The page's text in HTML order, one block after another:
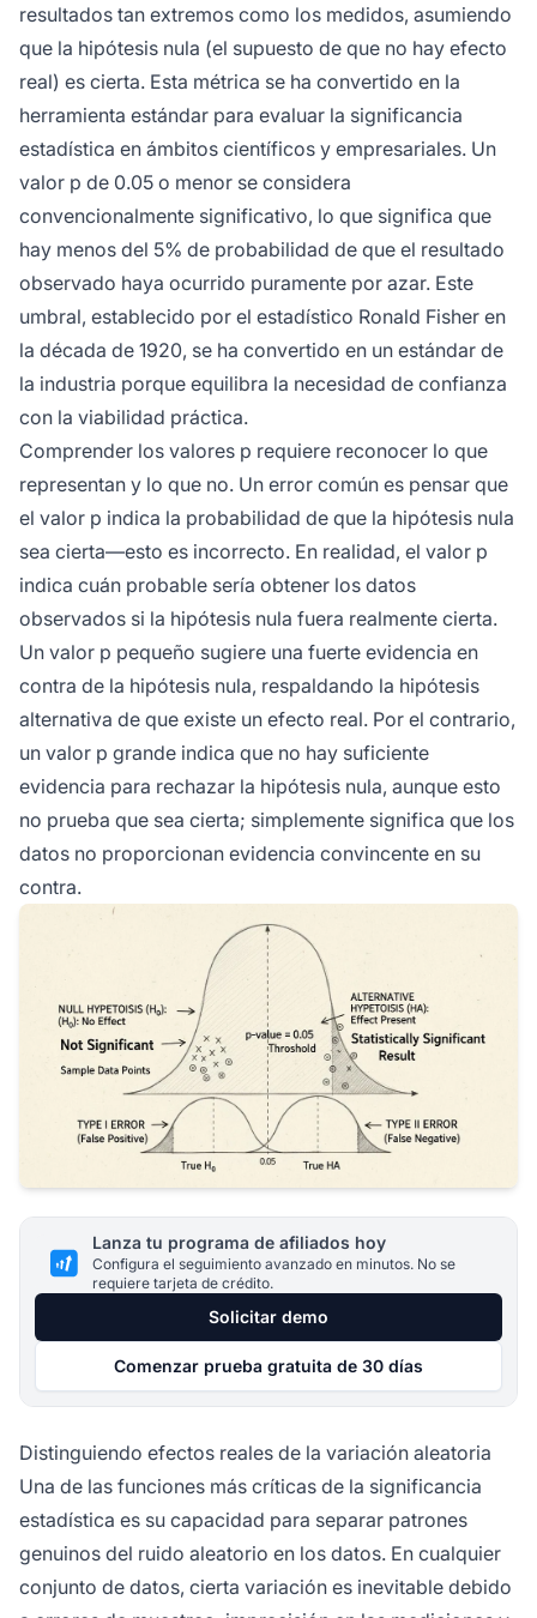
resultados tan extremos como los medidos, asumiendo
que la hipótesis nula (el supuesto de que no hay efecto
real) es cierta. Esta métrica se ha convertido en la
herramienta estándar para evaluar la significancia
estadística en ámbitos científicos y empresariales. Un
valor p de 0.05 o menor se considera
convencionalmente significativo, lo que significa que
hay menos del 5% de probabilidad de que el resultado
observado haya ocurrido puramente por azar. Este
umbral, establecido por el estadístico Ronald Fisher en
la década de 1920, se ha convertido en un estándar de
la industria porque equilibra la necesidad de confianza
con la viabilidad práctica.
Comprender los valores p requiere reconocer lo que
representan y lo que no. Un error común es pensar que
el valor p indica la probabilidad de que la hipótesis nula
sea cierta—esto es incorrecto. En realidad, el valor p
indica cuán probable sería obtener los datos
observados si la hipótesis nula fuera realmente cierta.
Un valor p pequeño sugiere una fuerte evidencia en
contra de la hipótesis nula, respaldando la hipótesis
alternativa de que existe un efecto real. Por el contrario,
un valor p grande indica que no hay suficiente
evidencia para rechazar la hipótesis nula, aunque esto
no prueba que sea cierta; simplemente significa que los
datos no proporcionan evidencia convincente en su
contra.
Lanza tu programa de afiliados hoy
Configura el seguimiento avanzado en minutos. No se
requiere tarjeta de crédito.
Solicitar demo
Comenzar prueba gratuita de 30 días
Distinguiendo efectos reales de la variación aleatoria
Una de las funciones más críticas de la significancia
estadística es su capacidad para separar patrones
genuinos del ruido aleatorio en los datos. En cualquier
conjunto de datos, cierta variación es inevitable debido